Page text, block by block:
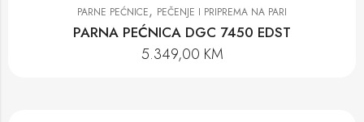
PARNE PEĆNICE, PEČENJE I PRIPREMA NA PARI
PARNA PEĆNICA DGC 7450 EDST
5.349,00 KM